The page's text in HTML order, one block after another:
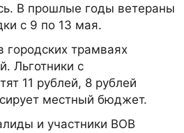
В прошлые годы ветераны
с 9 по 13 мая.
городских трамваях
Льготники с
11 рублей, 8 рублей
местный бюджет.
и участники ВОВ